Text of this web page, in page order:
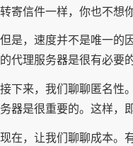
转寄信件一样，你也不想
但是，速度并不是唯一的
的代理服务器是很有必要
接下来，我们聊聊匿名性
务器是很重要的。这样，
现在，让我们聊聊成本。